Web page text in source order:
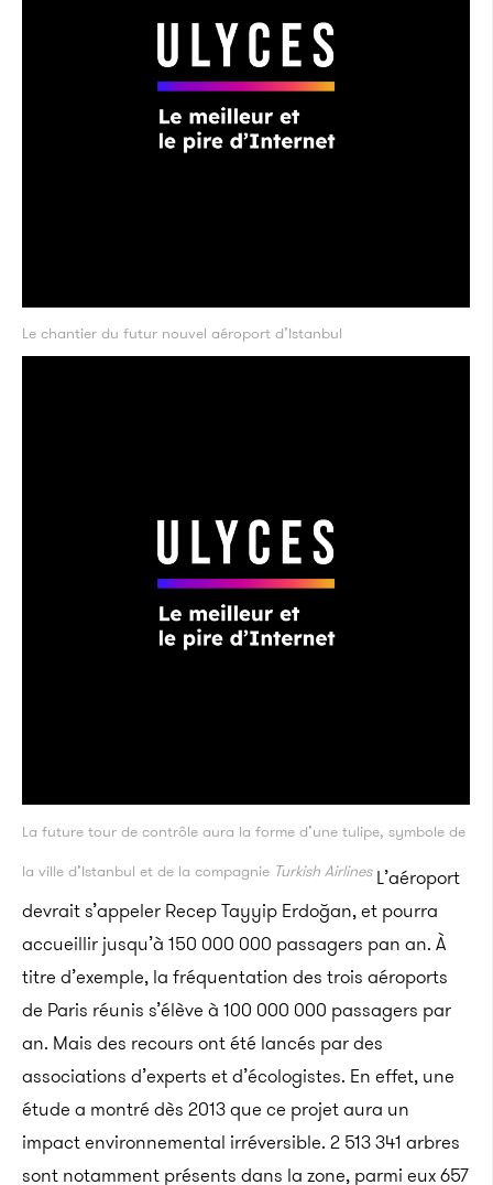
Le chantier du futur nouvel aéroport d’Istanbul
La future tour de contrôle aura la forme d’une tulipe, symbole de
la ville d’Istanbul et de la compagnie Turkish AirlinesL’aéroport
devrait s’appeler Recep Tayyip Erdoğan, et pourra
accueillir jusqu’à 150 000 000 passagers pan an. À
titre d’exemple, la fréquentation des trois aéroports
de Paris réunis s’élève à 100 000 000 passagers par
an. Mais des recours ont été lancés par des
associations d’experts et d’écologistes. En effet, une
étude a montré dès 2013 que ce projet aura un
impact environnemental irréversible. 2 513 341 arbres
sont notamment présents dans la zone, parmi eux 657